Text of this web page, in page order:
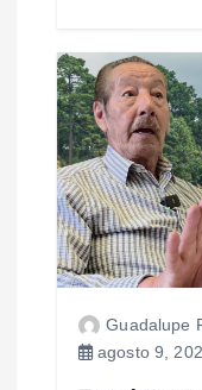
s
Guadalupe
agosto 9,